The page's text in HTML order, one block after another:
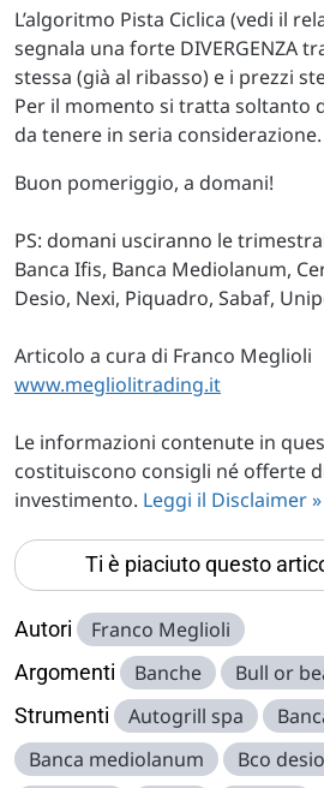
L’algoritmo Pista Ciclica (vedi il
segnala una forte DIVERGENZA
stessa (già al ribasso) e i prezzi
Per il momento si tratta soltanto
da tenere in seria considerazione.
Buon pomeriggio, a domani!
PS: domani usciranno le
Banca Ifis, Banca Mediolanum,
Desio, Nexi, Piquadro, Sabaf,
Articolo a cura di Franco Meglioli
www.megliolitrading.it
Le informazioni contenute in
costituiscono consigli né offerte
investimento. Leggi il Disclaimer »
Ti è piaciuto questo
Autori Franco Meglioli
Argomenti Banche Bull or
Strumenti Autogrill spa
Banca mediolanum
Bco